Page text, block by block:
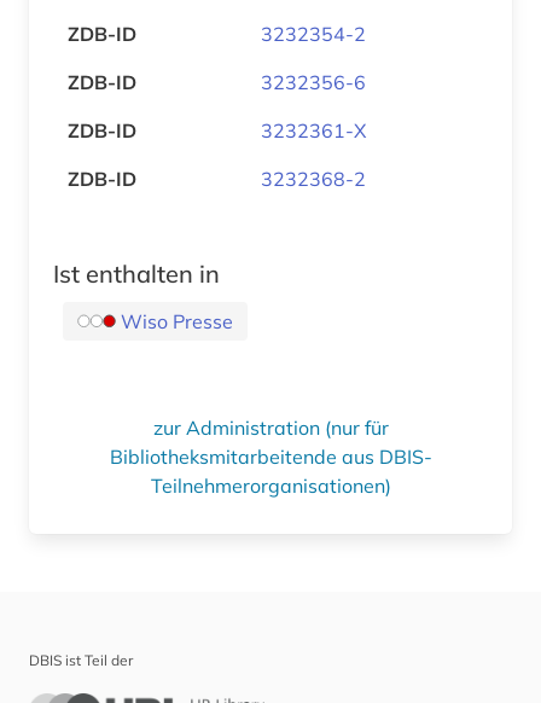
ZDB-ID
3232354-2
ZDB-ID
3232356-6
ZDB-ID
3232361-X
ZDB-ID
3232368-2
Ist enthalten in
Wiso Presse
zur Administration (nur für
Bibliotheksmitarbeitende aus DBIS-
Teilnehmerorganisationen)
DBIS ist Teil der